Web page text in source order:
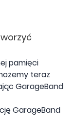
pamięci
teraz
GarageBand
GarageBand